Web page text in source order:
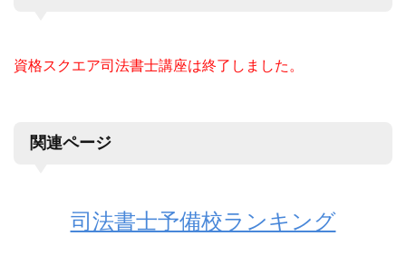
資格スクエア司法書士講座は終了しました。
関連ページ
司法書士予備校ランキング